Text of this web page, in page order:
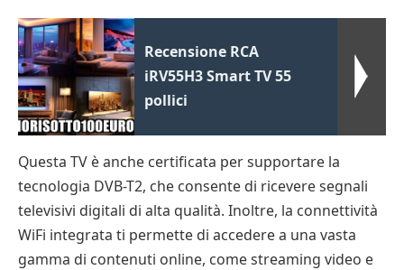
Recensione RCA
iRV55H3 Smart TV 55
pollici
Questa TV è anche certificata per supportare la
tecnologia DVB-T2, che consente di ricevere segnali
televisivi digitali di alta qualità. Inoltre, la connettività
WiFi integrata ti permette di accedere a una vasta
gamma di contenuti online, come streaming video e